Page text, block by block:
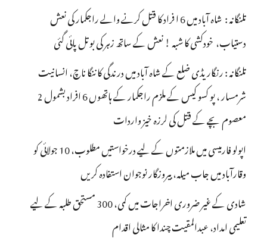
تلنگانہ : شاہ آباد میں 6 ا فراد کا قتل کرنے والے راجکمار کی نعش
دستیاب، خودکشی کا شبہ ! نعش کے ساتھ زہر کی بوتل پائی گئی
تلنگانہ : رنگاریڈی ضلع کے شاہ آباد میں درندگی کا ننگا ناچ، انسانیت
شرمسار ، پو کسو کیس کے ملزم راجکمار کے ہاتھوں 6 افراد بشمول 2
معصوم بچے کے قتل کی لرزہ خیز واردات
اپولو فارمیسی میں ملازمتوں کے لیے درخواستیں مطلوب، 10 جولائی کو
وقارآباد میں جاب میلہ، بیروزگار نوجوان استفادہ کریں
شادی کے غیر ضروری اخراجات میں کمی، 300 مستحق طلبہ کے لیے
تعلیمی امداد، عبدالمقیت چندا کا مثالی اقدام